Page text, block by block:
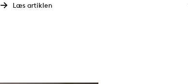
vigtigste industriregioner, lever stadig.
Læs artiklen